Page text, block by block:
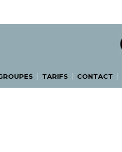
| TARIFS | CONTACT |